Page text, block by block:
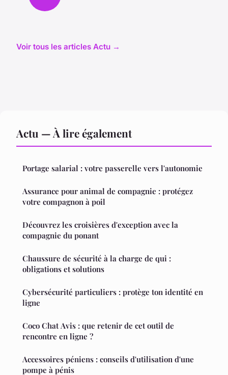
Voir tous les articles Actu →
Actu — À lire également
Portage salarial : votre passerelle vers l'autonomie
Assurance pour animal de compagnie : protégez
votre compagnon à poil
Découvrez les croisières d'exception avec la
compagnie du ponant
Chaussure de sécurité à la charge de qui :
obligations et solutions
Cybersécurité particuliers : protège ton identité en
ligne
Coco Chat Avis : que retenir de cet outil de
rencontre en ligne ?
Accessoires péniens : conseils d'utilisation d'une
pompe à pénis